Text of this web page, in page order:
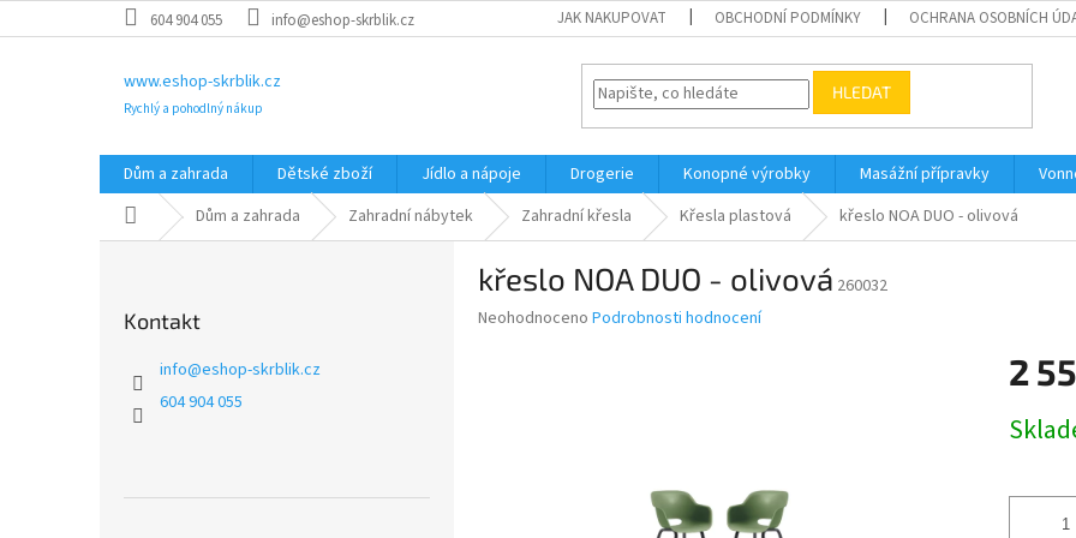
na
604 904 055 info@eshop-skrblik.cz JAK NAKUPOVAT OBCHODNÍ PODMÍNKY OCHRANA OSOBNÍCH
www.eshop-skrblik.cz
Rychlý a pohodlný nákup
HLEDAT
Dům a zahrada Dětské zboží Jídlo a nápoje Drogerie Konopné výrobky Masážní přípravky
Domů Dům a zahrada Zahradní nábytek Zahradní křesla Křesla plastová křeslo NOA DUO - olivová
Kontakt
info@eshop-skrblik.cz
604 904 055
křeslo NOA DUO - olivová 260032
Průměrné
Neohodnoceno Podrobnosti hodnocení
2
cena: